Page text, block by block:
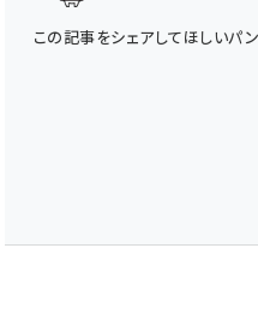
この記事をシェアしてほしいパン